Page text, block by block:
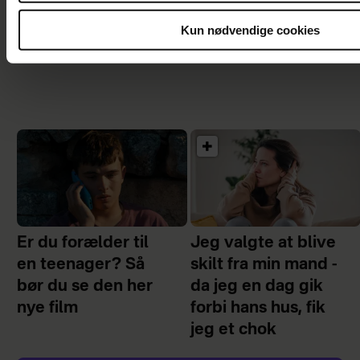
Kun nødvendige cookies
en af dem
familie, men jeg elsker
Er du forælder til
en teenager? Så
bør du se den her
nye film
Jeg valgte at blive
skilt fra min mand -
da jeg en dag gik
forbi hans hus, fik
jeg et chok